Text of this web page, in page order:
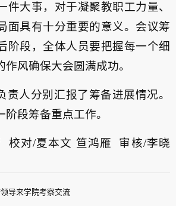
件大事，对于凝聚教职工力量、
面具有十分重要的意义。会议筹
阶段，全体人员要把握每一个细
风确保大会圆满成功。
责人分别汇报了筹备进展情况。
段筹备重点工作。
校对/夏本文 笪鸿雁 审核/李晓
导来学院考察交流